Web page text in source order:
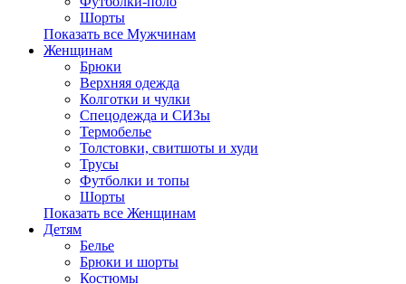
Шорты
Показать все Мужчинам
Женщинам
Брюки
Верхняя одежда
Колготки и чулки
Спецодежда и СИЗы
Термобелье
Толстовки, свитшоты и худи
Трусы
Футболки и топы
Шорты
Показать все Женщинам
Детям
Белье
Брюки и шорты
Костюмы